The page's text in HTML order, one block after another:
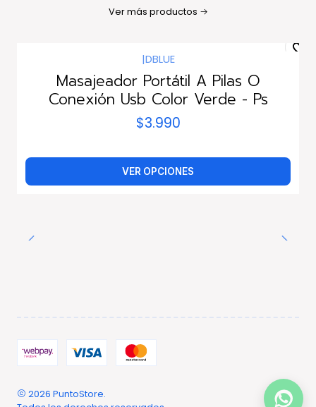
Ver más productos
|DBLUE
Masajeador Portátil A Pilas O
Conexión Usb Color Verde - Ps
$3.990
VER OPCIONES
2026 PuntoStore.